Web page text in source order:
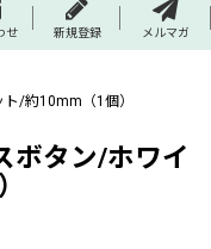
せ 新規登録 メルマガ
/約10mm（1個）
ボタン/ホワイ